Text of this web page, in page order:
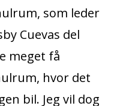
som leder
Cuevas del
meget få
hvor det
bil. Jeg vil dog